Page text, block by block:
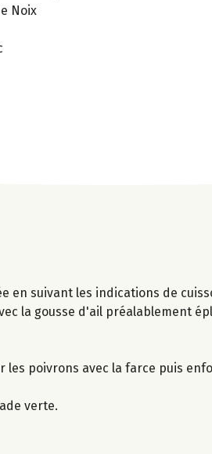
Noix
en suivant les indications de
la gousse d'ail préalablement
poivrons avec la farce puis
verte.